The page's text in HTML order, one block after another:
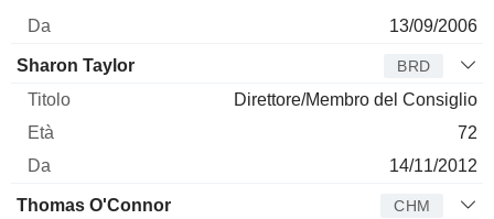
13/09/2006
Sharon Taylor BRD
Direttore/Membro del Consiglio
72
14/11/2012
Thomas O'Connor CHM